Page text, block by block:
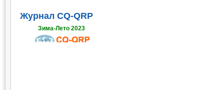
Журнал CQ-QRP
Зима-Лето 2023